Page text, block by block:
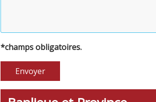
*champs obligatoires.